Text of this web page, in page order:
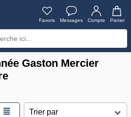
Favoris Messages Compte Panier
Gaston Mercier
≣